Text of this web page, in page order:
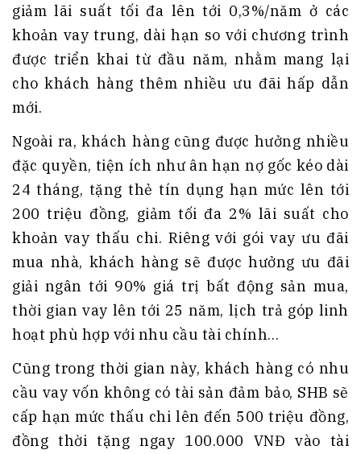
giảm lãi suất tối đa lên tới 0,3%/năm ở các
khoản vay trung, dài hạn so với chương trình
được triển khai từ đầu năm, nhằm mang lại
cho khách hàng thêm nhiều ưu đãi hấp dẫn
mới.
Ngoài ra, khách hàng cũng được hưởng nhiều
đặc quyền, tiện ích như ân hạn nợ gốc kéo dài
24 tháng, tặng thẻ tín dụng hạn mức lên tới
200 triệu đồng, giảm tối đa 2% lãi suất cho
khoản vay thấu chi. Riêng với gói vay ưu đãi
mua nhà, khách hàng sẽ được hưởng ưu đãi
giải ngân tới 90% giá trị bất động sản mua,
thời gian vay lên tới 25 năm, lịch trả góp linh
hoạt phù hợp với nhu cầu tài chính…
Cũng trong thời gian này, khách hàng có nhu
cầu vay vốn không có tài sản đảm bảo, SHB sẽ
cấp hạn mức thấu chi lên đến 500 triệu đồng,
đồng thời tặng ngay 100.000 VNĐ vào tài